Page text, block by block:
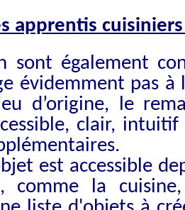
apprentis
sont également
évidemment pas
d’origine, le
clair,
est accessible
comme la